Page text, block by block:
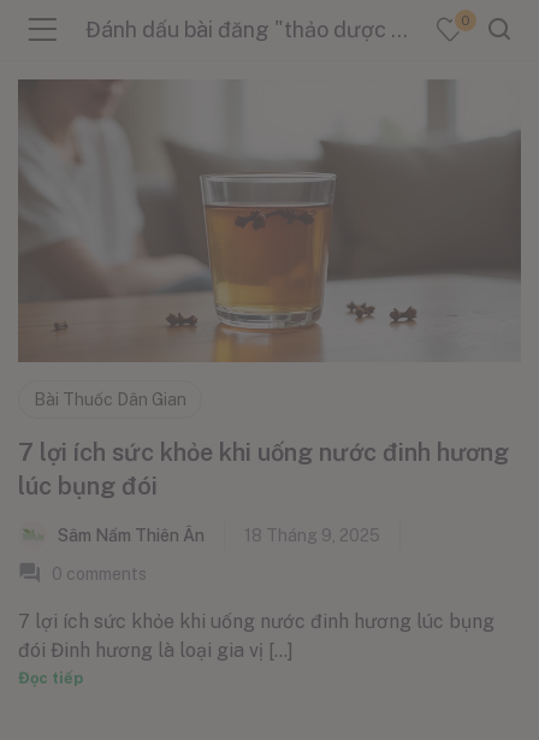
(Sản Phẩm )
(Tin Tức )
Đánh dấu bài đăng "thảo dược giải độc" 0
Bài Thuốc Dân Gian
7 lợi ích sức khỏe khi uống nước đinh hương
lúc bụng đói
Sâm Nấm Thiên Ân
18 Tháng 9, 2025
0 comments
7 lợi ích sức khỏe khi uống nước đinh hương lúc bụng
đói Đinh hương là loại gia vị [...]
Đọc tiếp